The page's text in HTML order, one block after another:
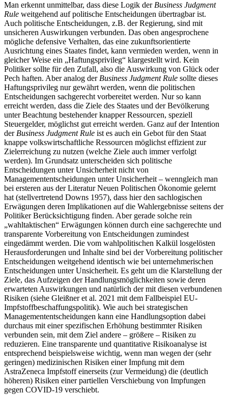
Man erkennt unmittelbar, dass diese Logik der Business Judgment
Rule weitgehend auf politische Entscheidungen übertragbar ist.
Auch politische Entscheidungen, z.B. der Regierung, sind mit
unsicheren Auswirkungen verbunden. Das oben angesprochene
mögliche defensive Verhalten, das eine zukunftsorientierte
Ausrichtung eines Staates findet, kann vermieden werden, wenn in
gleicher Weise ein „Haftungsprivileg“ klargestellt wird. Kein
Politiker sollte für den Zufall, also die Auswirkung von Glück oder
Pech haften. Aber analog der Business Judgment Rule sollte dieses
Haftungsprivileg nur gewährt werden, wenn die politischen
Entscheidungen sachgerecht vorbereitet werden. Nur so kann
erreicht werden, dass die Ziele des Staates und der Bevölkerung
unter Beachtung bestehender knapper Ressourcen, speziell
Steuergelder, möglichst gut erreicht werden. Ganz auf der Intention
der Business Judgment Rule ist es auch ein Gebot für den Staat
knappe volkswirtschaftliche Ressourcen möglichst effizient zur
Zielerreichung zu nutzen (welche Ziele auch immer verfolgt
werden). Im Grundsatz unterscheiden sich politische
Entscheidungen unter Unsicherheit nicht von
Managemententscheidungen unter Unsicherheit – wenngleich man
bei ersteren aus der Literatur Neuen Politischen Ökonomie gelernt
hat (stellvertretend Downs 1957), dass hier den sachlogischen
Erwägungen deren Implikationen auf die Wahlergebnisse seitens der
Politiker Berücksichtigung finden. Aber gerade solche rein
„wahltaktischen“ Erwägungen können durch eine sachgerechte und
transparente Vorbereitung von Entscheidungen zumindest
eingedämmt werden. Die vom wahlpolitischen Kalkül losgelösten
Herausforderungen und Inhalte sind bei der Vorbereitung politischer
Entscheidungen weitgehend identisch wie bei unternehmerischen
Entscheidungen unter Unsicherheit. Es geht um die Klarstellung der
Ziele, das Aufzeigen der Handlungsmöglichkeiten sowie deren
erwarteten Auswirkungen und natürlich der mit diesen verbundenen
Risiken (siehe Gleißner et al. 2021 mit dem Fallbeispiel EU-
Impfstoffbeschaffungspolitik). Wie auch bei strategischen
Managemententscheidungen kann eine Handlungsoption dabei
durchaus mit einer spezifischen Erhöhung bestimmter Risiken
verbunden sein, mit dem Ziel andere – größere – Risiken zu
reduzieren. Eine transparente und quantitative Risikoanalyse ist
entsprechend beispielsweise wichtig, wenn man wegen der (sehr
geringen) medizinischen Risiken einer Impfung mit dem
AstraZeneca Impfstoff einerseits (zur Vermeidung) die (deutlich
höheren) Risiken einer partiellen Verschiebung von Impfungen
gegen COVID-19 verschiebt.